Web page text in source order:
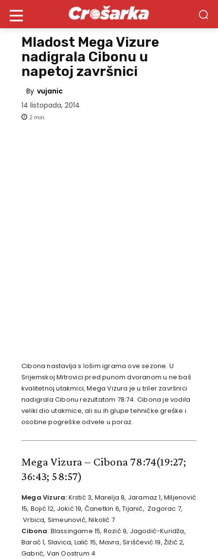
Mladost Mega Vizure
nadigrala Cibonu u
napetoj završnici
By vujanic
14 listopada, 2014
2 min.
Cibona nastavlja s lošim igrama ove sezone. U
Srijemskoj Mitrovici pred punom dvoranom u ne baš
kvalitetnoj utakmici, Mega Vizura je u triler završnici
nadigrala Cibonu rezultatom 78:74. Cibona je vodila
veliki dio utakmice, ali su ih glupe tehničke greške i
osobne pogreške odvele u poraz.
Mega Vizura – Cibona 78:74(19:27;
36:43; 58:57)
Mega Vizura: Krstić 3, Marelja 8, Jaramaz 1, Miljenović
15, Bojić 12, Jokić 19, Čanetkin 6, Tijanić, Zagorac 7,
Vrbica, Simeunović, Nikolić 7
Cibona: Blassingame 15, Rozić 9, Jagodić-Kuridža,
Barać 1, Slavica, Lalić 15, Mavra, Siriščević 19, Žižić 2,
Gabrić, Van Oostrum 4